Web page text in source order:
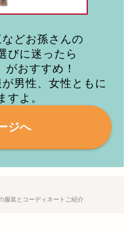
どお孫さんの
びに迷ったら
がおすすめ！
男性、女性ともに
すよ。
ジへ
服装とコーディネートご紹介